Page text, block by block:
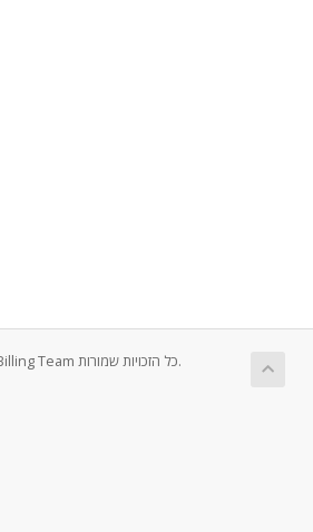
זכויות יוצרים © 2026 Eicra Billing Team כל הזכויות שמורות.